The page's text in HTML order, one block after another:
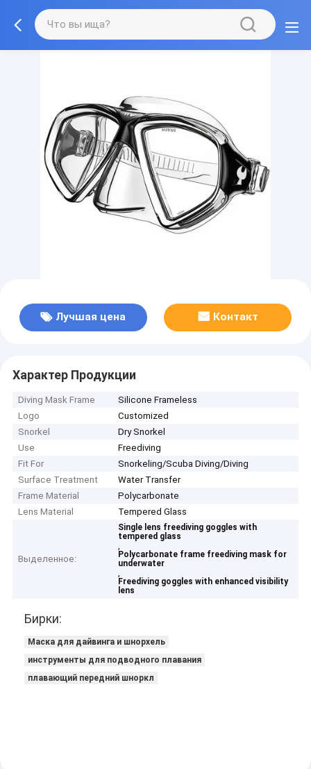
Лучшая цена Контакт
Характер Продукции
Diving Mask Frame
Silicone Frameless
Logo
Customized
Snorkel
Dry Snorkel
Use
Freediving
Fit For
Snorkeling/Scuba Diving/Diving
Surface Treatment
Water Transfer
Frame Material
Polycarbonate
Lens Material
Tempered Glass
Выделенное:
Single lens freediving goggles with
tempered glass
,
Polycarbonate frame freediving mask for
underwater
,
Freediving goggles with enhanced visibility
lens
Бирки:
Маска для дайвинга и шнорхель
инструменты для подводного плавания
плавающий передний шноркл